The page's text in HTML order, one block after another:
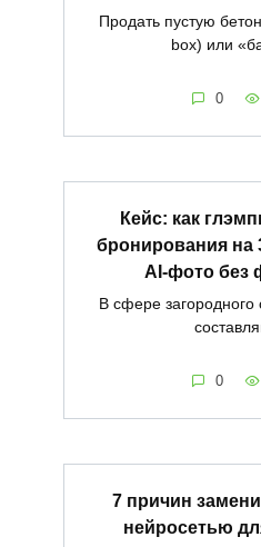
Продать пустую
box) или
0
Кейс: как
бронирования
AI-фото без
В сфере загородного
0
7 причин
нейросетью